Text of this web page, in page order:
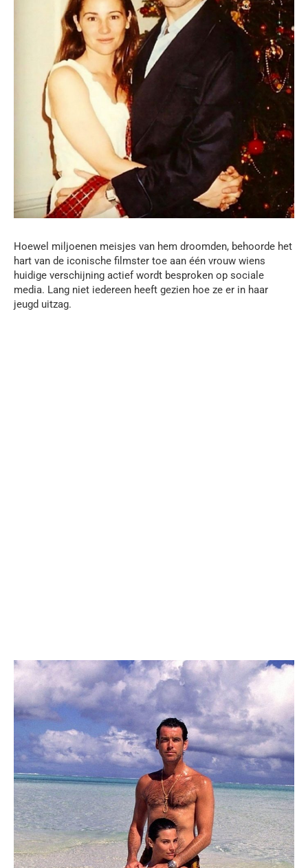
Hoewel miljoenen meisjes van hem droomden, behoorde het
hart van de iconische filmster toe aan één vrouw wiens
huidige verschijning actief wordt besproken op sociale
media. Lang niet iedereen heeft gezien hoe ze er in haar
jeugd uitzag.